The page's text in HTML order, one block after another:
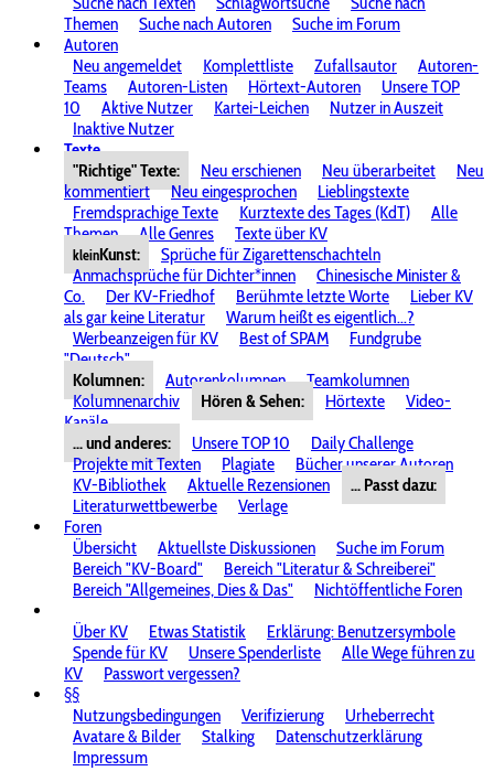
Themen
Suche nach Autoren
Suche im Forum
Autoren
Neu angemeldet
Komplettliste Zufallsautor
Autoren-
Teams
Autoren-Listen Hörtext-Autoren
Unsere TOP
10
Aktive Nutzer Kartei-Leichen
Nutzer in Auszeit
Inaktive Nutzer
Texte
"Richtige" Texte:
Neu erschienen Neu überarbeitet
Neu
kommentiert
Neu eingesprochen
Lieblingstexte
Fremdsprachige Texte
Kurztexte des Tages (KdT)
Alle
Themen
Alle Genres Texte über KV
kleinKunst:
Sprüche für Zigarettenschachteln
Anmachsprüche für Dichter*innen
Chinesische Minister &
Co.
Der KV-Friedhof Berühmte letzte Worte
Lieber KV
als gar keine Literatur
Warum heißt es eigentlich...?
Werbeanzeigen für KV
Best of SPAM
Fundgrube
"Deutsch"
Kolumnen:
Autorenkolumnen
Teamkolumnen
Kolumnenarchiv
Hören & Sehen: Hörtexte
Video-
Kanäle
... und anderes:
Unsere TOP 10
Daily Challenge
Projekte mit Texten
Plagiate
Bücher unserer Autoren
KV-Bibliothek
Aktuelle Rezensionen
... Passt dazu:
Literaturwettbewerbe
Verlage
Foren
Übersicht
Aktuellste Diskussionen
Suche im Forum
Bereich "KV-Board"
Bereich "Literatur & Schreiberei"
Bereich "Allgemeines, Dies & Das"
Nichtöffentliche Foren
Über KV
Etwas Statistik
Erklärung: Benutzersymbole
Spende für KV
Unsere Spenderliste
Alle Wege führen zu
KV
Passwort vergessen?
§§
Nutzungsbedingungen
Verifizierung
Urheberrecht
Avatare & Bilder
Stalking
Datenschutzerklärung
Impressum